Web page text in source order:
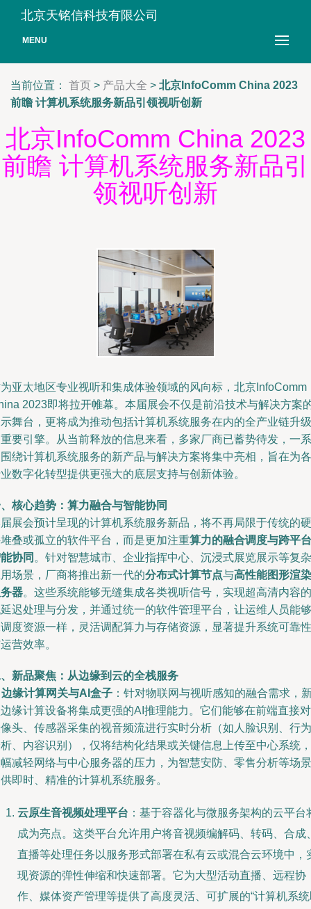
北京天铭信科技有限公司
MENU
当前位置： 首页 > 产品大全 > 北京InfoComm China 2023
前瞻 计算机系统服务新品引领视听创新
北京InfoComm China 2023
前瞻 计算机系统服务新品引
领视听创新
亚太地区专业视听和集成体验领域的风向标，北京InfoComm
2023即将拉开帷幕。本届展会不仅是前沿技术与解决方案
舞台，更将成为推动包括计算机系统服务在内的全产业链升级
要引擎。从当前释放的信息来看，多家厂商已蓄势待发，一系
绕计算机系统服务的新产品与解决方案将集中亮相，旨在为各
数字化转型提供更强大的底层支持与创新体验。
核心趋势：算力融合与智能协同
展会预计呈现的计算机系统服务新品，将不再局限于传统的硬
叠或孤立的软件平台，而是更加注重算力的融合调度与跨平台
协同 。针对智慧城市、企业指挥中心、沉浸式展览展示等复杂
场景，厂商将推出新一代的分布式计算节点与高性能图形渲染
器。这些系统能够无缝集成各类视听信号，实现超高清内容的
迟处理与分发，并通过统一的软件管理平台，让运维人员能够
度资源一样，灵活调配算力与存储资源，显著提升系统可靠性
营效率。
新品聚焦：从边缘到云的全栈服务
边缘计算网关与AI盒子 ：针对物联网与视听感知的融合需求，
缘计算设备将集成更强的AI推理能力。它们能够在前端直接对
头、传感器采集的视音频流进行实时分析（如人脸识别、行为
、内容识别），仅将结构化结果或关键信息上传至中心系统，
减轻网络与中心服务器的压力，为智慧安防、零售分析等场景
即时、精准的计算机系统服务。
云原生音视频处理平台 ：基于容器化与微服务架构的云平台
成为亮点。这类平台允许用户将音视频编解码、转码、合成
直播等处理任务以服务形式部署在私有云或混合云环境中，
现资源的弹性伸缩和快速部署。它为大型活动直播、远程协
作、媒体资产管理等提供了高度灵活、可扩展的“计算机系